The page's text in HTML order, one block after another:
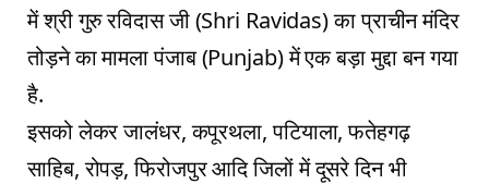
में श्री गुरु रविदास जी (Shri Ravidas) का प्राचीन मंदिर
तोड़ने का मामला पंजाब (Punjab) में एक बड़ा मुद्दा बन गया
है.
इसको लेकर जालंधर, कपूरथला, पटियाला, फतेहगढ़
साहिब, रोपड़, फिरोजपुर आदि जिलों में दूसरे दिन भी